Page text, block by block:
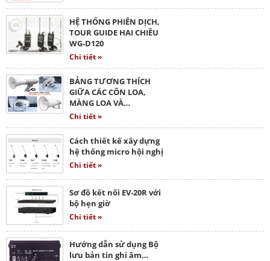
HỆ THỐNG PHIÊN DỊCH,
TOUR GUIDE HAI CHIỀU
WG-D120
Chi tiết »
BẢNG TƯƠNG THÍCH
GIỮA CÁC CÔN LOA,
MÀNG LOA VÀ…
Chi tiết »
Cách thiết kế xây dựng
hệ thống micro hội nghị
Chi tiết »
Sơ đồ kết nối EV-20R với
bộ hẹn giờ
Chi tiết »
Hướng dẫn sử dụng Bộ
lưu bản tin ghi âm…